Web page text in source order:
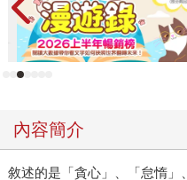
內容簡介
敘述的是「貪心」、「怠惰」